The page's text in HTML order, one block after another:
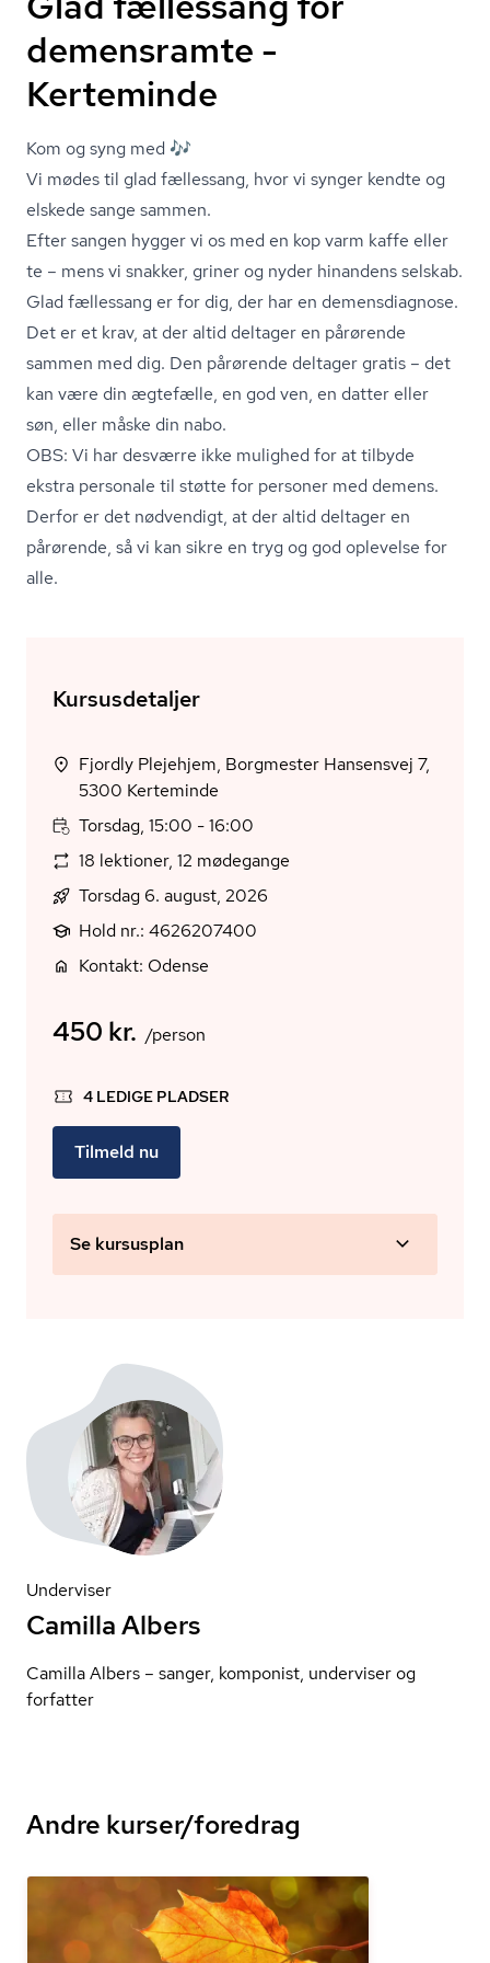
demensramte -
Kerteminde
Kom og syng med 🎶
Vi mødes til glad fællessang, hvor vi synger kendte og
elskede sange sammen.
Efter sangen hygger vi os med en kop varm kaffe eller
te – mens vi snakker, griner og nyder hinandens selskab.
Glad fællessang er for dig, der har en demensdiagnose.
Det er et krav, at der altid deltager en pårørende
sammen med dig. Den pårørende deltager gratis – det
kan være din ægtefælle, en god ven, en datter eller
søn, eller måske din nabo.
OBS: Vi har desværre ikke mulighed for at tilbyde
ekstra personale til støtte for personer med demens.
Derfor er det nødvendigt, at der altid deltager en
pårørende, så vi kan sikre en tryg og god oplevelse for
alle.
Kursusdetaljer
Fjordly Plejehjem, Borgmester Hansensvej 7,
5300 Kerteminde
Torsdag, 15:00 - 16:00
18 lektioner, 12 mødegange
Torsdag 6. august, 2026
Hold nr.: 4626207400
Kontakt: Odense
450 kr. /person
4 LEDIGE PLADSER
Tilmeld nu
Se kursusplan
Underviser
Camilla Albers
Camilla Albers – sanger, komponist, underviser og
forfatter
Andre kurser/foredrag